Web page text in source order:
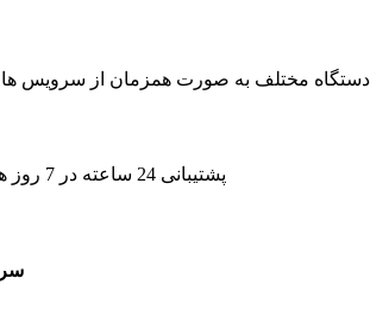
دستگاه مختلف به صورت همزمان از سرویس
پشتیبانی 24 ساعته در 7 روز هفته ، حتی روز های تعطیل درکنار شما هستیم